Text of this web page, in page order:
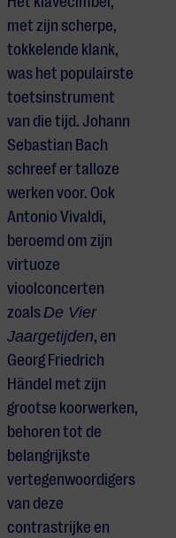
met zijn scherpe,
tokkelende klank,
was het populairste
toetsinstrument
van die tijd. Johann
Sebastian Bach
schreef er talloze
werken voor. Ook
Antonio Vivaldi,
beroemd om zijn
virtuoze
vioolconcerten
zoalsDe Vier
Jaargetijden, en
Georg Friedrich
Händel met zijn
grootse koorwerken,
behoren tot de
belangrijkste
vertegenwoordigers
van deze
contrastrijke en